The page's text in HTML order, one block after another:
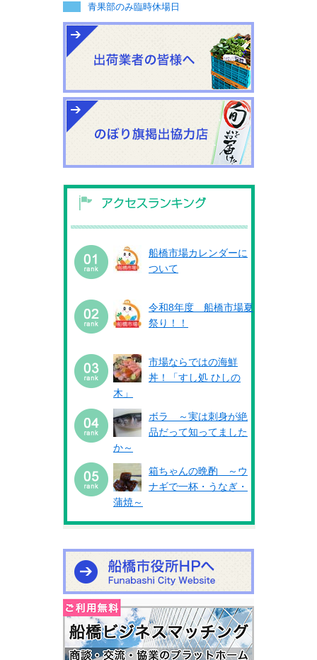
青果部のみ臨時休場日
船橋市場カレンダーに
ついて
令和8年度 船橋市場夏
祭り！！
市場ならではの海鮮
丼！「すし処 ひしの
木」
ボラ ～実は刺身が絶
品だって知ってました
か～
箱ちゃんの晩酌 ～ウ
ナギで一杯・うなぎ・
蒲焼～